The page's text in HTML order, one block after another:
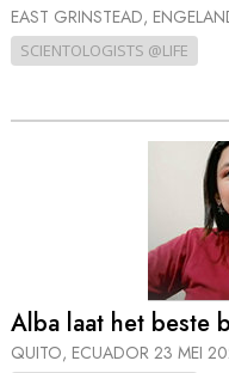
EAST GRINSTEAD,
SCIENTOLOGISTS @LIFE
Alba laat het beste
QUITO, ECUADOR 23 MEI